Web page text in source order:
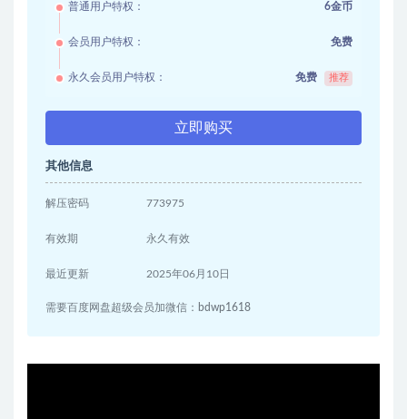
普通用户特权： 6金币
会员用户特权： 免费
永久会员用户特权： 免费 推荐
立即购买
其他信息
解压密码 773975
有效期 永久有效
最近更新 2025年06月10日
需要百度网盘超级会员加微信：bdwp1618